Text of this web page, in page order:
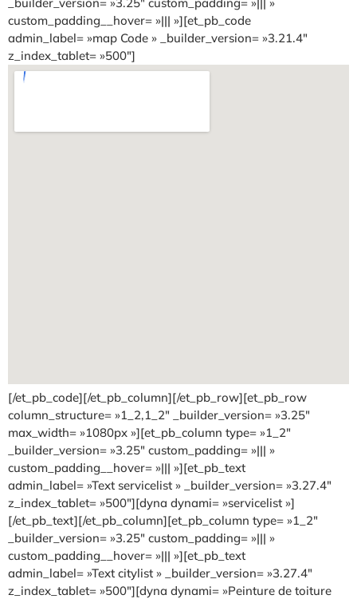
custom_padding__hover= »||| »][et_pb_code
admin_label= »map Code » _builder_version= »3.21.4″
z_index_tablet= »500″]
[/et_pb_code][/et_pb_column][/et_pb_row][et_pb_row
column_structure= »1_2,1_2″ _builder_version= »3.25″
max_width= »1080px »][et_pb_column type= »1_2″
_builder_version= »3.25″ custom_padding= »||| »
custom_padding__hover= »||| »][et_pb_text
admin_label= »Text servicelist » _builder_version= »3.27.4″
z_index_tablet= »500″][dyna dynami= »servicelist »]
[/et_pb_text][/et_pb_column][et_pb_column type= »1_2″
_builder_version= »3.25″ custom_padding= »||| »
custom_padding__hover= »||| »][et_pb_text
admin_label= »Text citylist » _builder_version= »3.27.4″
z_index_tablet= »500″][dyna dynami= »Peinture de toiture